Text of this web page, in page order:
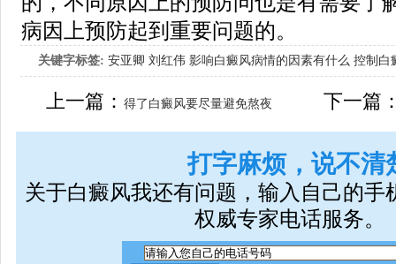
病因上预防起到重要问题的。
关键字标签: 安亚卿 刘红伟 影响白癜风病情的因素有什么 控制白
女生应该如何治疗呢
上一篇：得了白癜风要尽量避免熬夜 下一篇
打字麻烦，说不清
关于白癜风我还有问题，输入自己的手
权威专家电话服务。